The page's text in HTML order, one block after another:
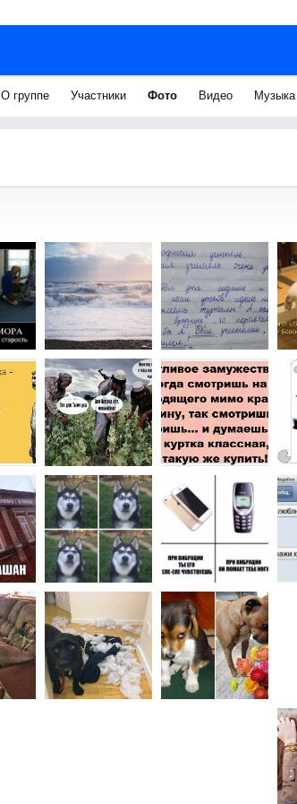
О группе Участники Фото Видео Музыка